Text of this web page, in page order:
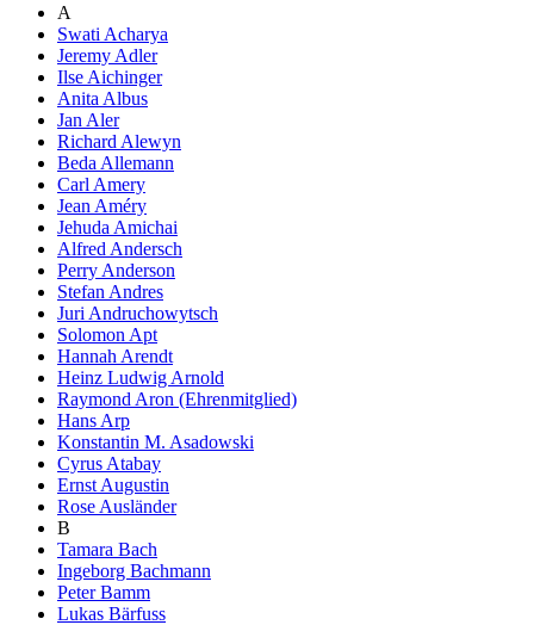
A
Swati Acharya
Jeremy Adler
Ilse Aichinger
Anita Albus
Jan Aler
Richard Alewyn
Beda Allemann
Carl Amery
Jean Améry
Jehuda Amichai
Alfred Andersch
Perry Anderson
Stefan Andres
Juri Andruchowytsch
Solomon Apt
Hannah Arendt
Heinz Ludwig Arnold
Raymond Aron (Ehrenmitglied)
Hans Arp
Konstantin M. Asadowski
Cyrus Atabay
Ernst Augustin
Rose Ausländer
B
Tamara Bach
Ingeborg Bachmann
Peter Bamm
Lukas Bärfuss